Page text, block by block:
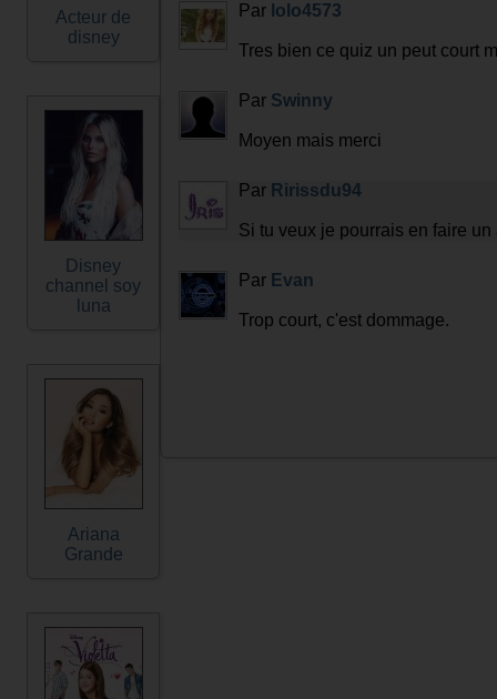
Acteur de
disney
Disney
channel soy
luna
Ariana
Grande
Par lolo4573
Tres bien ce quiz un peut court
Par Swinny
Moyen mais merci
Par Ririssdu94
Si tu veux je pourrais en faire
Par Evan
Trop court, c'est dommage.